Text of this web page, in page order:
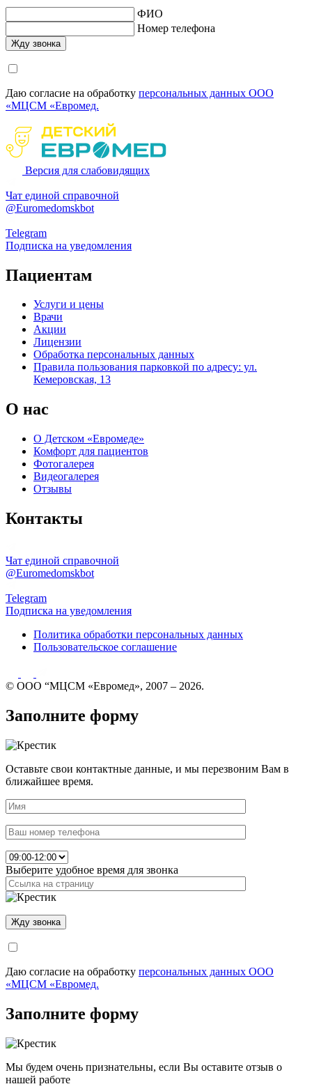
ФИО
Номер телефона
Даю согласие на обработку персональных данных ООО
«МЦСМ «Евромед.
Версия для слабовидящих
Чат единой справочной
@Euromedomskbot
Telegram
Подписка на уведомления
Пациентам
Услуги и цены
Врачи
Акции
Лицензии
Обработка персональных данных
Правила пользования парковкой по адресу: ул.
Кемеровская, 13
О нас
О Детском «Евромеде»
Комфорт для пациентов
Фотогалерея
Видеогалерея
Отзывы
Контакты
Чат единой справочной
@Euromedomskbot
Telegram
Подписка на уведомления
Политика обработки персональных данных
Пользовательское соглашение
© ООО “МЦСМ «Евромед», 2007 – 2026.
Заполните форму
Оставьте свои контактные данные, и мы перезвоним Вам в
ближайшее время.
Выберите удобное время для звонка
Даю согласие на обработку персональных данных ООО
«МЦСМ «Евромед.
Заполните форму
Мы будем очень признательны, если Вы оставите отзыв о
нашей работе